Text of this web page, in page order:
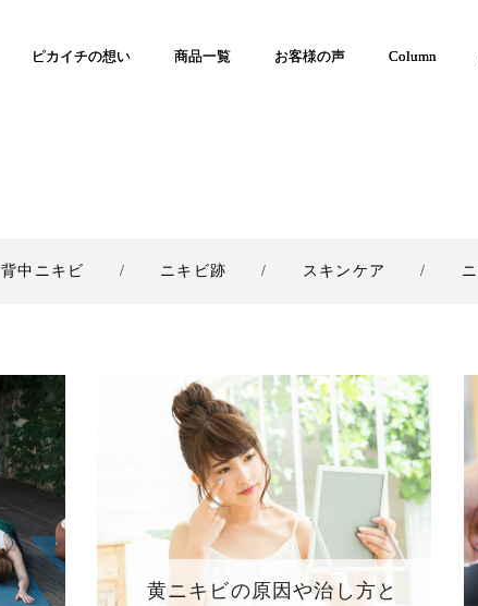
ピカイチの想い 商品一覧 お客様の声 Column
背中ニキビ ニキビ跡 スキンケア
黄ニキビの原因や治し方と